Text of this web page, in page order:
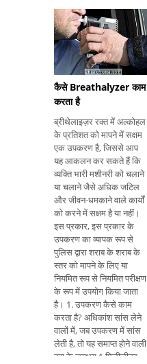
बेहोश और आदिम विचारों,
इच्छाओं और इच्
कैसे Breathalyzer काम
करता है
ब्रीथेलाइज़र रक्त में अल्कोहल
के प्रतिशत को मापने में सक्षम
एक उपकरण है, जिससे आप
यह आकलन कर सकते हैं कि
व्यक्ति भारी मशीनरी को चलाने
या चलाने जैसे अधिक जटिल
और जीवन-धमकाने वाले कार्यों
को करने में सक्षम है या नहीं।
इस प्रकार, इस प्रकार के
उपकरण का व्यापक रूप से
पुलिस द्वारा शराब के शराब के
स्तर को मापने के लिए या
नियमित रूप से नियमित परीक्षण
के रूप में उपयोग किया जाता
है। 1. उपकरण कैसे काम
करता है? अधिकांश सांस लेने
वालों में, जब उपकरण में सांस
लेती है, तो यह समाप्त होने वाली
हवा के लगभग 1 मिलीलीटर